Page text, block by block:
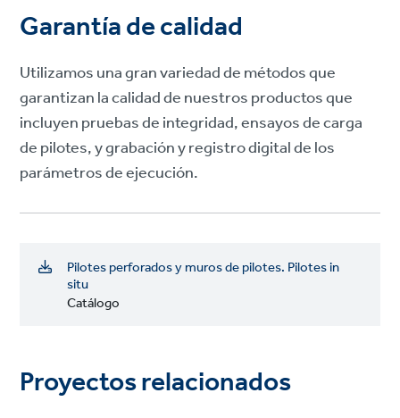
Garantía de calidad
Utilizamos una gran variedad de métodos que
garantizan la calidad de nuestros productos que
incluyen pruebas de integridad, ensayos de carga
de pilotes, y grabación y registro digital de los
parámetros de ejecución.
Pilotes perforados y muros de pilotes. Pilotes in
situ
Catálogo
Proyectos relacionados